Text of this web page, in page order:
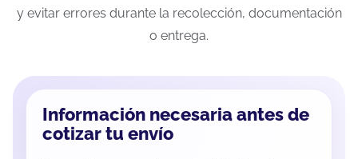
y evitar errores durante la recolección, documentación
o entrega.
Información necesaria antes de
cotizar tu envío